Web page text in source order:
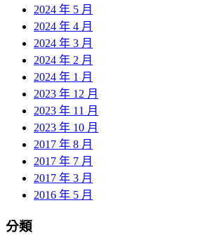
2024 年 5 月
2024 年 4 月
2024 年 3 月
2024 年 2 月
2024 年 1 月
2023 年 12 月
2023 年 11 月
2023 年 10 月
2017 年 8 月
2017 年 7 月
2017 年 3 月
2016 年 5 月
分類